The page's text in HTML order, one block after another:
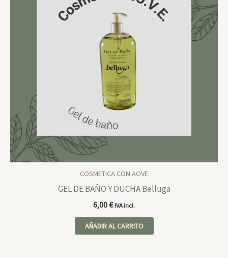
COSMETICA CON AOVE
GEL DE BAÑO Y DUCHA Belluga
6,00€ IVA incl.
AÑADIR AL CARRITO